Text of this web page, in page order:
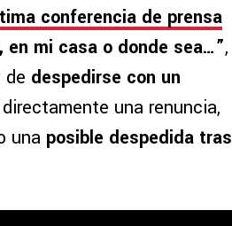
conferencia de prensa
en mi casa o donde sea…”,
de despedirse con un
una renuncia,
una posible despedida tras